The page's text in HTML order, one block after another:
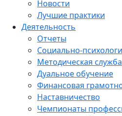
Новости
Лучшие практики
Деятельность
Отчеты
Социально-
Методическая служба
Дуальное обучение
Финансовая
Наставничество
Чемпионаты